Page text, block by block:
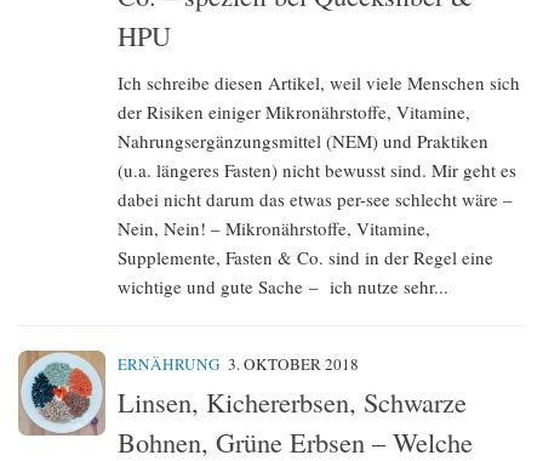
HPU
Ich schreibe diesen Artikel, weil viele Menschen sich
der Risiken einiger Mikronährstoffe, Vitamine,
Nahrungsergänzungsmittel (NEM) und Praktiken
(u.a. längeres Fasten) nicht bewusst sind. Mir geht es
dabei nicht darum das etwas per-see schlecht wäre –
Nein, Nein! – Mikronährstoffe, Vitamine,
Supplemente, Fasten & Co. sind in der Regel eine
wichtige und gute Sache – ich nutze sehr...
ERNÄHRUNG 3. OKTOBER 2018
Linsen, Kichererbsen, Schwarze
Bohnen, Grüne Erbsen – Welche